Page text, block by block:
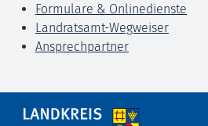
Formulare & Onlinedienste
Landratsamt-Wegweiser
Ansprechpartner